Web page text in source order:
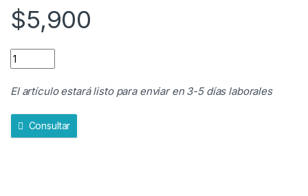
$5,900
BASE LIQUIDA quantity
El artículo estará listo para enviar en 3-5 días laborales
Consultar